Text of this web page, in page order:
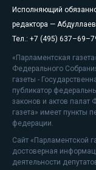
Исполняющий
редактора —
Тел.: +7 (495)
«Парламентская
Федерального
газеты -
публикатор
законов и актов палат
газета» имеет пункты
федерации.
Сайт «Парламентской
достоверная
деятельности